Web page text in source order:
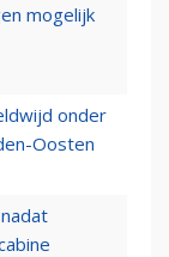
mogelijk
onder
Oosten